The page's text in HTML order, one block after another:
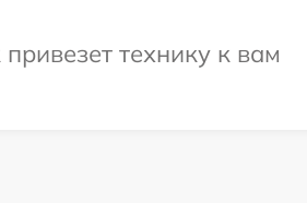
технику к вам